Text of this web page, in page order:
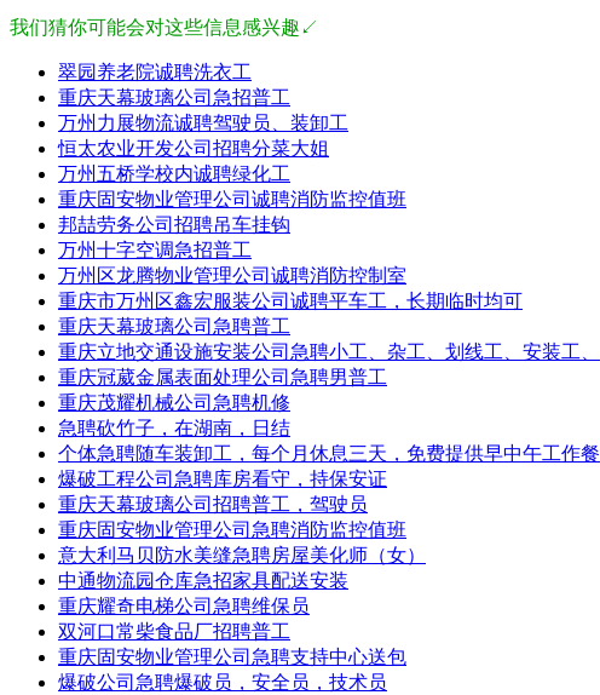
我们猜你可能会对这些信息感兴趣↙
翠园养老院诚聘洗衣工
重庆天幕玻璃公司急招普工
万州力展物流诚聘驾驶员、装卸工
恒太农业开发公司招聘分菜大姐
万州五桥学校内诚聘绿化工
重庆固安物业管理公司诚聘消防监控值班
邦喆劳务公司招聘吊车挂钩
万州十字空调急招普工
万州区龙腾物业管理公司诚聘消防控制室
重庆市万州区鑫宏服装公司诚聘平车工，长期临时均可
重庆天幕玻璃公司急聘普工
重庆立地交通设施安装公司急聘小工、杂工、划线工、安装工、
重庆冠葳金属表面处理公司急聘男普工
重庆茂耀机械公司急聘机修
急聘砍竹子，在湖南，日结
个体急聘随车装卸工，每个月休息三天，免费提供早中午工作餐
爆破工程公司急聘库房看守，持保安证
重庆天幕玻璃公司招聘普工，驾驶员
重庆固安物业管理公司急聘消防监控值班
意大利马贝防水美缝急聘房屋美化师（女）
中通物流园仓库急招家具配送安装
重庆耀奇电梯公司急聘维保员
双河口常柴食品厂招聘普工
重庆固安物业管理公司急聘支持中心送包
爆破公司急聘爆破员，安全员，技术员